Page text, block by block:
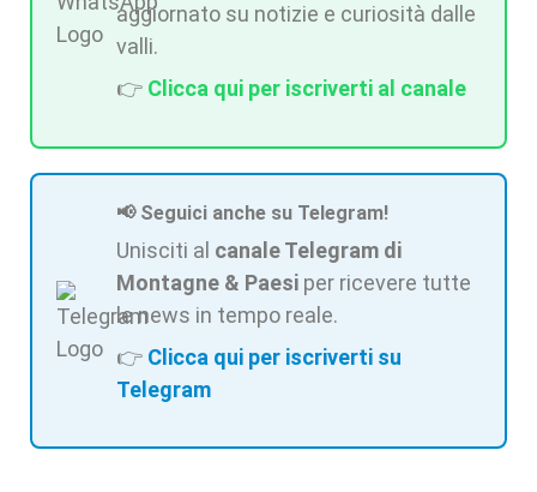
aggiornato su notizie e curiosità dalle
valli.
👉 Clicca qui per iscriverti al canale
📢 Seguici anche su Telegram!
Unisciti al canale Telegram di
Montagne & Paesi per ricevere tutte
le news in tempo reale.
👉 Clicca qui per iscriverti su
Telegram